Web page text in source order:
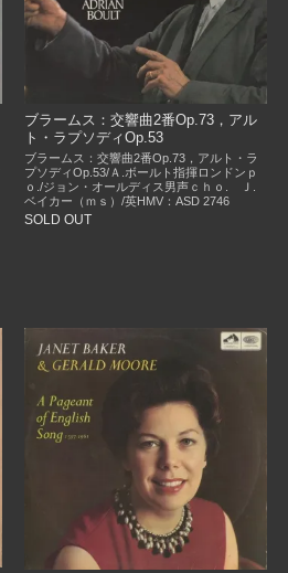
ブラームス：交響曲2番Op.73，アル
ト・ラプソディOp.53
ブラームス：交響曲2番Op.73，アルト・ラ
プソディOp.53/Ａ.ボールト指揮ロンドンｐ
ｏ./ジョン・オールディス男声ｃｈｏ. Ｊ.
ベイカー（ｍｓ）/英HMV：ASD 2746
SOLD OUT